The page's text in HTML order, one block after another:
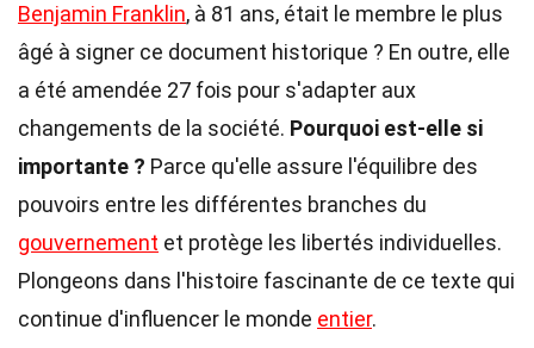
Benjamin Franklin, à 81 ans, était le membre le plus
âgé à signer ce document historique ? En outre, elle
a été amendée 27 fois pour s'adapter aux
changements de la société. Pourquoi est-elle si
importante ? Parce qu'elle assure l'équilibre des
pouvoirs entre les différentes branches du
gouvernement et protège les libertés individuelles.
Plongeons dans l'histoire fascinante de ce texte qui
continue d'influencer le monde entier.